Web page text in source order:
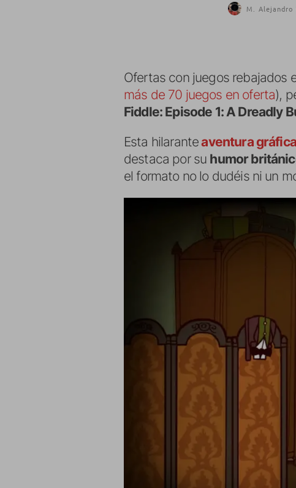
M. Alejandro
Ofertas con juegos rebajados
más de 70 juegos en oferta),
Fiddle: Episode 1: A Dreadly
Esta hilaranteaventura gráfica
destaca por su humor
el formato no lo dudéis ni un